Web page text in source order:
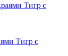
Тигр с